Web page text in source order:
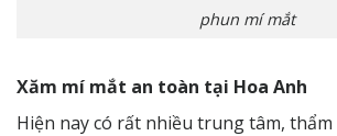
phun mí mắt
Xăm mí mắt an toàn tại Hoa Anh
Hiện nay có rất nhiều trung tâm, thẩm